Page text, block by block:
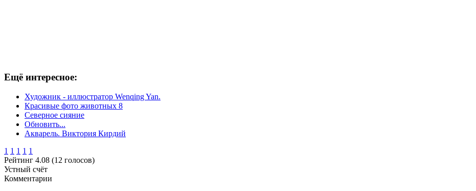
Ещё интересное:
Художник - иллюстратор Wenqing Yan.
Красивые фото животных 8
Северное сияние
Обновить...
Акварель. Виктория Кирдий
1 1 1 1 1
Рейтинг 4.08 (12 голосов)
Устный счёт
Комментарии